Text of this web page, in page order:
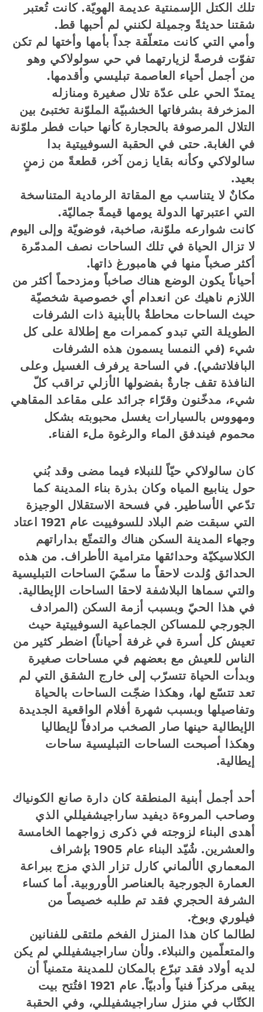
تلك الكتل الإسمنتية عديمة الهويّة. كانت تُعتبر
شقتنا حديثةً وجميلة لكنني لم أحبها قط.
وأمي التي كانت متعلّقة جداً بأمها وأختها لم تكن
تفوّت فرصةً لزيارتهما في حي سولولاكي وهو
من أجمل أحياء العاصمة تبليسي وأقدمها.
يمتدّ الحي على عدّة تلال صغيرة ومنازله
المزخرفة بشرفاتها الخشبيّة الملوّنة تختبئ بين
التلال المرصوفة بالحجارة كأنها حبات فطر ملوّنة
في الغابة. حتى في الحقبة السوفييتية بدا
سالولاكي وكأنه بقايا زمن آخر، قطعةً من زمنٍ
بعيد.
مكانٌ لا يتناسب مع المقاتة الرمادية المتناسخة
التي اعتبرتها الدولة يومها قيمةً جماليّة.
كانت شوارعه ملوّنة، صاخبة، فوضويّة وإلى اليوم
لا تزال الحياة في تلك الساحات نصف المدمّرة
أكثر صخباً منها في هامبورغ ذاتها.
أحياناً يكون الوضع هناك صاخباً ومزدحماً أكثر من
اللازم ناهيك عن انعدام أي خصوصية شخصيّة
حيث الساحات محاطةٌ بالأبنية ذات الشرفات
الطويلة التي تبدو كممرات مع إطلالة على كل
شيء (في النمسا يسمون هذه الشرفات
البافلاتشي). في الساحة يرفرف الغسيل وعلى
النافذة تقف جارةٌ بفضولها الأزلي تراقب كلّ
شيء، مدخّنون وقرّاء جرائد على مقاعد المقاهي
ومهووس بالسيارات يغسل محبوبته بشكل
محموم فيندفق الماء والرغوة ملء الفناء.
كان سالولاكي حيّاً للنبلاء فيما مضى وقد بُني
حول ينابيع المياه وكان بذرة بناء المدينة كما
تدّعي الأساطير. في فسحة الاستقلال الوجيزة
التي سبقت ضم البلاد للسوفييت عام 1921 اعتاد
وجهاء المدينة السكن هناك والتمتّع بداراتهم
الكلاسيكيّة وحدائقها مترامية الأطراف. من هذه
الحدائق وُلدت لاحقاً ما سمّيَ الساحات التبليسية
والتي سماها البلاشفة لاحقا الساحات الإيطالية.
في هذا الحيّ وبسبب أزمة السكن (المرادف
الجورجي للمساكن الجماعية السوفييتية حيث
تعيش كل أسرة في غرفة أحياناً) اضطر كثير من
الناس للعيش مع بعضهم في مساحات صغيرة
وبدأت الحياة تتسرّب إلى خارج الشقق التي لم
تعد تتسّع لها، وهكذا ضجّت الساحات بالحياة
وتفاصيلها وبسبب شهرة أفلام الواقعية الجديدة
الإيطالية حينها صار الصخب مرادفاً لإيطاليا
وهكذا أصبحت الساحات التبليسية ساحات
إيطالية.
أحد أجمل أبنية المنطقة كان دارة صانع الكونياك
وصاحب المروءة ديفيد ساراجيشفيللي الذي
أهدى البناء لزوجته في ذكرى زواجهما الخامسة
والعشرين. شُيّد البناء عام 1905 بإشراف
المعماري الألماني كارل تزار الذي مزج ببراعة
العمارة الجورجية بالعناصر الأوروبية. أما كساء
الشرفة الحجري فقد تم طلبه خصيصاً من
فيلوري وبوخ.
لطالما كان هذا المنزل الفخم ملتقى للفنانين
والمتعلّمين والنبلاء. ولأن ساراجيشفيللي لم يكن
لديه أولاد فقد تبرّع بالمكان للمدينة متمنياً أن
يبقى مركزاً فنياً وأدبيّاً. عام 1921 افتُتح بيت
الكتّاب في منزل ساراجيشفيللي، وفي الحقبة